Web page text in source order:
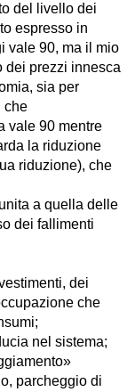
del livello dei
espresso in
vale 90, ma il mio
dei prezzi innesca
sia per
che
vale 90 mentre
la riduzione
riduzione), che
a quella delle
dei fallimenti
dei
che
nel sistema;
parcheggio di